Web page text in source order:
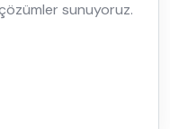
sunuyoruz.